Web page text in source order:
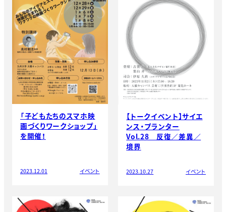
「子どもたちのスマホ映
画づくりワークショップ」
を開催！
2023.12.01 イベント
【トークイベント】サイエ
ンス・プランター
Vol.28 反復／差異／
境界
2023.10.27 イベント